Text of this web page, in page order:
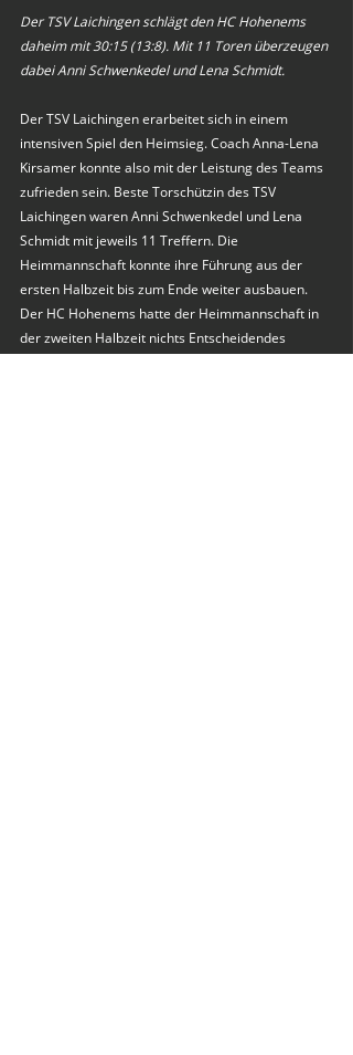
Der TSV Laichingen schlägt den HC Hohenems
daheim mit 30:15 (13:8). Mit 11 Toren überzeugen
dabei Anni Schwenkedel und Lena Schmidt.
Der TSV Laichingen erarbeitet sich in einem
intensiven Spiel den Heimsieg. Coach Anna-Lena
Kirsamer konnte also mit der Leistung des Teams
zufrieden sein. Beste Torschützin des TSV
Laichingen waren Anni Schwenkedel und Lena
Schmidt mit jeweils 11 Treffern. Die
Heimmannschaft konnte ihre Führung aus der
ersten Halbzeit bis zum Ende weiter ausbauen.
Der HC Hohenems hatte der Heimmannschaft in
der zweiten Halbzeit nichts Entscheidendes